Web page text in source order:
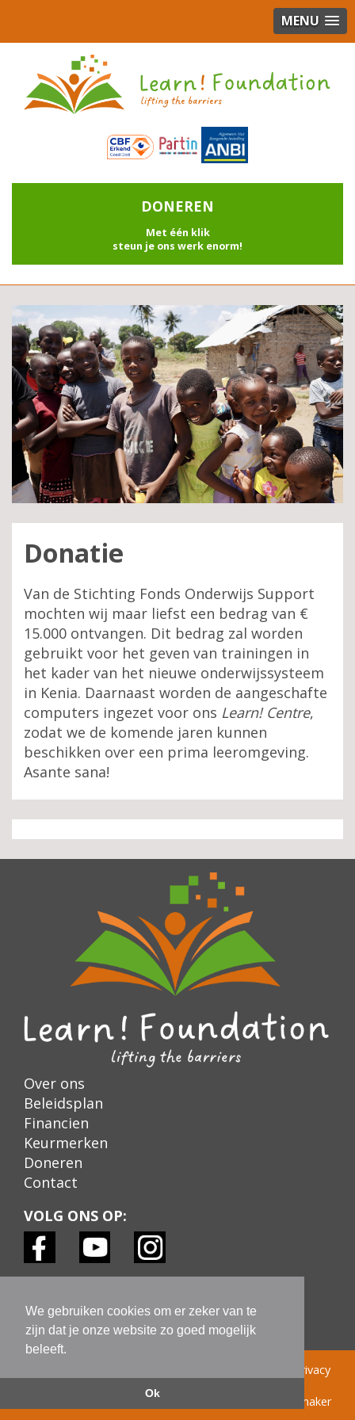
We gebruiken cookies om er zeker van te
zijn dat je onze website zo goed mogelijk
beleeft.
Ok
MENU
DONEREN
Met één klik
steun je ons werk enorm!
Donatie
Van de Stichting Fonds Onderwijs Support
mochten wij maar liefst een bedrag van €
15.000 ontvangen. Dit bedrag zal worden
gebruikt voor het geven van trainingen in
het kader van het nieuwe onderwijssysteem
in Kenia. Daarnaast worden de aangeschafte
computers ingezet voor ons Learn! Centre,
zodat we de komende jaren kunnen
beschikken over een prima leeromgeving.
Asante sana!
Over ons
Beleidsplan
Financien
Keurmerken
Doneren
Contact
VOLG ONS OP:
Privacy
Site ontwerp: papermaker